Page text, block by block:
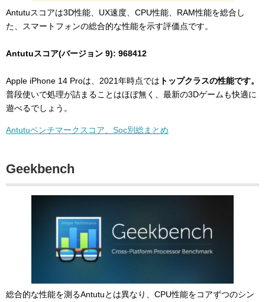
Antutuスコアは3D性能、UX速度、CPU性能、RAM性能を総合し
た、スマートフォンの総合的な性能を示す評価点です。
Antutuスコア(バージョン 9): 968412
Apple iPhone 14 Proは、2021年時点では トップクラスの性能です。
普段使いで処理が詰まることはほぼ無く、最新の3Dゲームも快適に
遊べるでしょう。
Antutuベンチマークスコア、Soc別総まとめ
Geekbench
総合的な性能を測るAntutuとは異なり、CPU性能をコアずつのシン